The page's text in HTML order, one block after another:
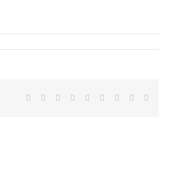
Facebook Reddit LinkedInWhatsApp
TumblrPinterest